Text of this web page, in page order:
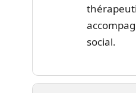
social.